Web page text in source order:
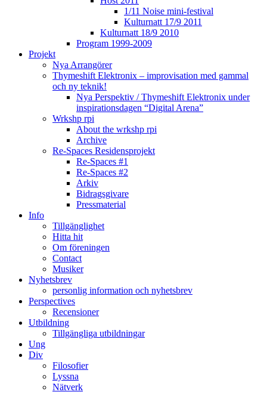
1/11 Noise mini-festival
Kulturnatt 17/9 2011
Kulturnatt 18/9 2010
Program 1999-2009
Projekt
Nya Arrangörer
Thymeshift Elektronix – improvisation med gammal
och ny teknik!
Nya Perspektiv / Thymeshift Elektronix under
inspirationsdagen “Digital Arena”
Wrkshp rpi
About the wrkshp rpi
Archive
Re-Spaces Residensprojekt
Re-Spaces #1
Re-Spaces #2
Arkiv
Bidragsgivare
Pressmaterial
Info
Tillgänglighet
Hitta hit
Om föreningen
Contact
Musiker
Nyhetsbrev
personlig information och nyhetsbrev
Perspectives
Recensioner
Utbildning
Tillgängliga utbildningar
Ung
Div
Filosofier
Lyssna
Nätverk